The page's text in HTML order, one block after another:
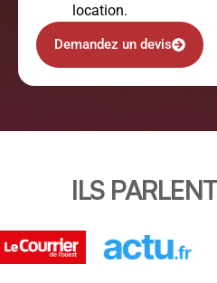
location.
Demandez un devis
ILS